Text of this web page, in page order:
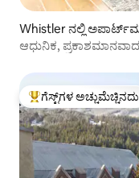
Whistler ನಲ್ಲಿ
ಆಧುನಿಕ,
ಗೆಸ್ಟ್‌ಗಳಿಗೆ ಅತಿ ಹೆಚ್ಚು
ಗೆಸ್ಟ್‌ಗಳ ಅಚ್ಚುಮೆಚ್ಚಿನದು